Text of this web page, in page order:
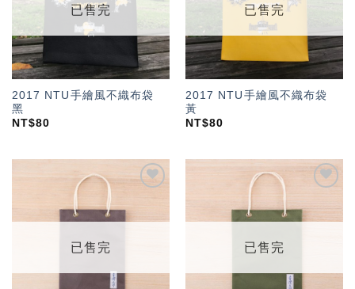
已售完
2017 NTU手繪風不織布袋
黑
NT$80
已售完
2017 NTU手繪風不織布袋
黃
NT$80
望輕
已售完
「願
望輕
已售完